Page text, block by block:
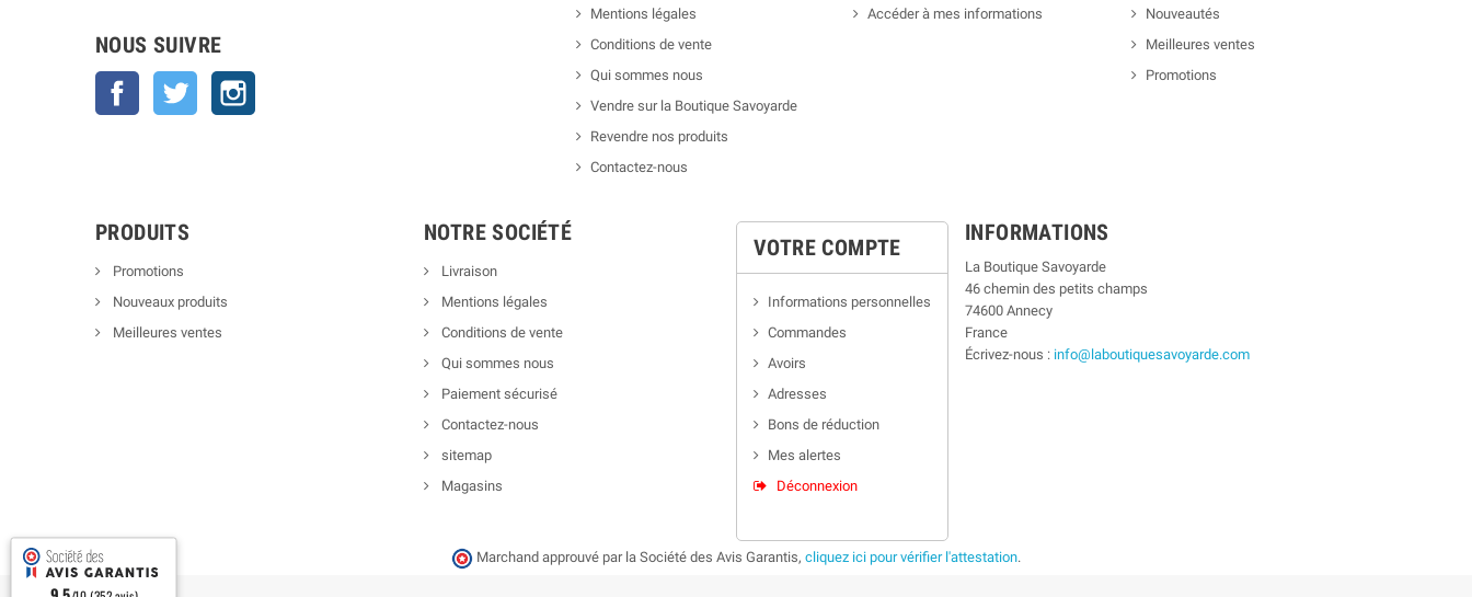
NOUS SUIVRE
Facebook Twitter
Mentions légales
Conditions de vente
Qui sommes nous
Vendre sur la Boutique Savoyarde
Revendre nos produits
Contactez-nous
Accéder à mes informations
Nouveautés
Meilleures ventes
Promotions
PRODUITS
Promotions
Nouveaux produits
Meilleures ventes
NOTRE SOCIÉTÉ
Livraison
Mentions légales
Conditions de vente
Qui sommes nous
Paiement sécurisé
Contactez-nous
sitemap
Magasins
VOTRE COMPTE
Informations personnelles
Commandes
Avoirs
Adresses
Bons de réduction
Mes alertes
Déconnexion
INFORMATIONS
La Boutique Savoyarde
46 chemin des petits champs
74600 Annecy
France
Écrivez-nous : info@laboutiquesavoyarde.com
Marchand approuvé par la Société des Avis Garantis, cliquez ici pour vérifier l'attestation.